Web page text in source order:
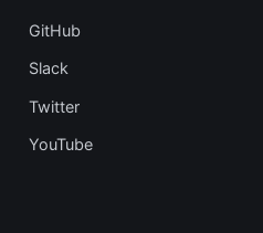
GitHub
Slack
Twitter
YouTube